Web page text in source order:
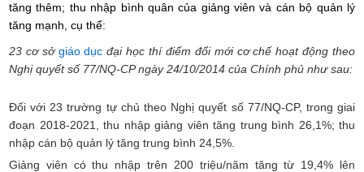
tăng thêm; thu nhập bình quân của giảng viên và cán bộ quản lý
tăng mạnh, cụ thể:
23 cơ sởgiáo dục đại học thí điểm đổi mới cơ chế hoạt động theo
Nghị quyết số 77/NQ-CP ngày 24/10/2014 của Chính phủ như sau:
Đối với 23 trường tự chủ theo Nghị quyết số 77/NQ-CP, trong giai
đoạn 2018-2021, thu nhập giảng viên tăng trung bình 26,1%; thu
nhập cán bộ quản lý tăng trung bình 24,5%.
Giảng viên có thu nhập trên 200 triệu/năm tăng từ 19,4% lên